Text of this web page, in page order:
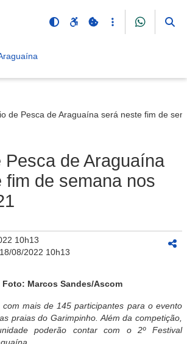
de Pesca de Araguaína será neste fim de
Pesca de Araguaína
fim de semana nos
10h13
18/08/2022 10h13
Marcos Sandes/Ascom
mais de 145 participantes para o evento
praias do Garimpinho. Além da competição,
poderão contar com o 2º Festival